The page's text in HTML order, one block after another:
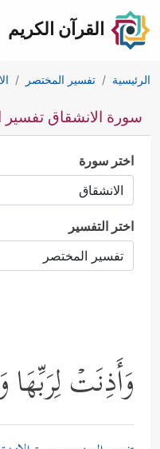
القرآن الكريم
الرئيسية تفسير المختصر
سورة الانشقاق تفسير
اختر سورة
اختر التفسير
وَأَذِنَتۡ